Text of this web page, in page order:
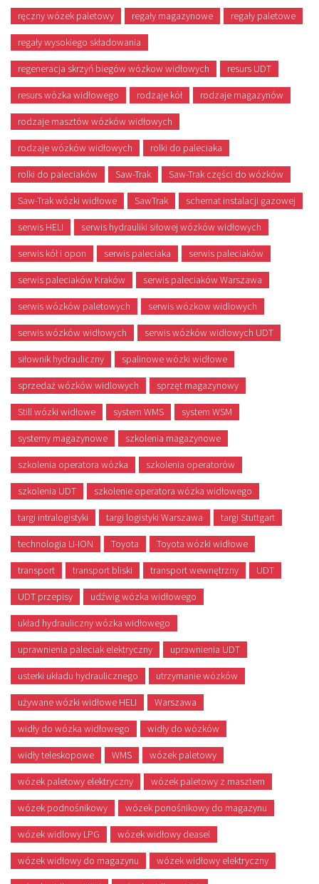
ręczny wózek paletowy regały magazynowe regały paletowe
regały wysokiego składowania
regeneracja skrzyń biegów wózkow widłowych resurs UDT
resurs wózka widłowego rodzaje kół rodzaje magazynów
rodzaje masztów wózków widłowych
rodzaje wózków widłowych rolki do paleciaka
rolki do paleciaków Saw-Trak Saw-Trak części do wózków
Saw-Trak wózki widłowe SawTrak schemat instalacji gazowej
serwis HELI serwis hydrauliki siłowej wózków widłowych
serwis kół i opon serwis paleciaka serwis paleciaków
serwis paleciaków Kraków serwis paleciaków Warszawa
serwis wózków paletowych serwis wózkow widlowych
serwis wózków widłowych serwis wózków widłowych UDT
siłownik hydrauliczny spalinowe wózki widłowe
sprzedaż wózków widlowych sprzęt magazynowy
Still wózki widłowe system WMS system WSM
systemy magazynowe szkolenia magazynowe
szkolenia operatora wózka szkolenia operatorów
szkolenia UDT szkolenie operatora wózka widłowego
targi intralogistyki targi logistyki Warszawa targi Stuttgart
technologia LI-ION Toyota Toyota wózki widłowe
transport transport bliski transport wewnętrzny UDT
UDT przepisy udźwig wózka widłowego
układ hydrauliczny wózka widłowego
uprawnienia paleciak elektryczny uprawnienia UDT
usterki układu hydraulicznego utrzymanie wózków
używane wózki widłowe HELI Warszawa
widły do wózka widłowego widły do wózków
widły teleskopowe WMS wózek paletowy
wózek paletowy elektryczny wózek paletowy z masztem
wózek podnośnikowy wózek ponośnikowy do magazynu
wózek widlowy LPG wózek widłowy deasel
wózek widłowy do magazynu wózek widłowy elektryczny